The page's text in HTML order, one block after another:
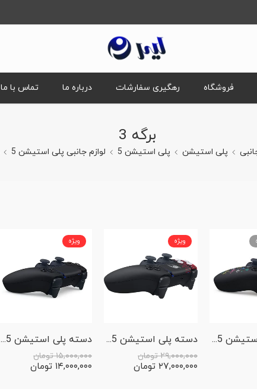
فروشگاه رهگیری سفارشات درباره ما تماس با ما
برگه 3
پلی استیشن پلی استیشن 5 لوازم جانبی پلی استیشن 5
دسته پلی استیشن 5 مدل PS5 Dualsense LeBron James Limited Edition
ویژه
دسته پلی استیشن 5 مدل PS5 Dualsense Marvel’s Spider-Man 2 Limited Edition
۲۹,۰۰۰,۰۰۰ تومان
۲۷,۰۰۰,۰۰۰ تومان
ویژه
دسته پلی استیشن 5 مدل PS5 Dualsense Midnight Black
۱۵,۰۰۰,۰۰۰ تومان
۱۴,۰۰۰,۰۰۰ تومان